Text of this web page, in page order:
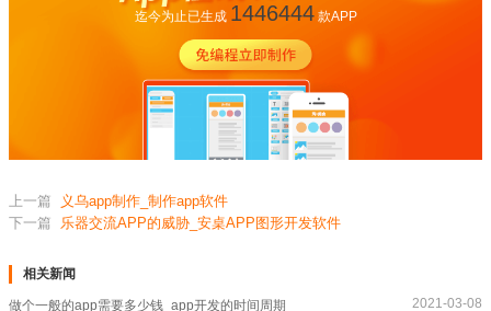
迄今为止已生成 1446444款APP
上一篇
义乌app制作_制作app软件
下一篇
乐器交流APP的威胁_安桌APP图形开发软件
相关新闻
做个一般的app需要多少钱_app开发的时间周期 2021-03-08